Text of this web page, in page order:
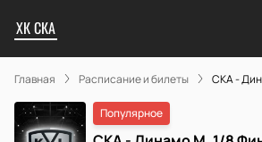
ХК СКА
Главная Расписание и билеты СКА -
Популярное